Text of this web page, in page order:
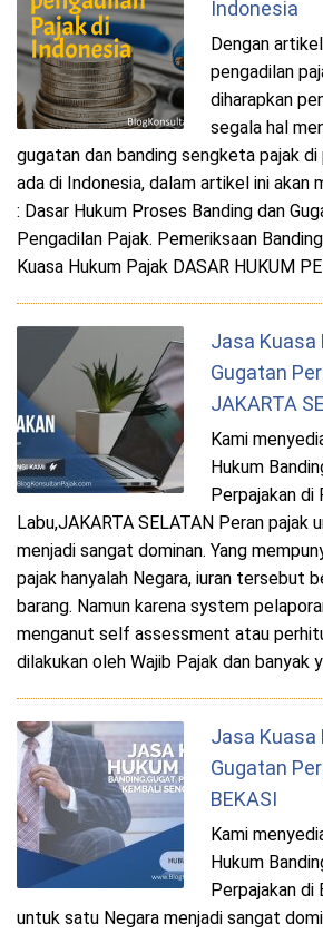
Indonesia
Dengan
pengadilan
diharapkan
segala hal
gugatan dan banding sengketa pajak di
ada di Indonesia, dalam artikel ini akan
: Dasar Hukum Proses Banding dan
Pengadilan Pajak. Pemeriksaan
Kuasa Hukum Pajak DASAR HUKUM
Jasa Kuasa
Gugatan
JAKARTA
Kami
Hukum
Perpajakan di
Labu,JAKARTA SELATAN Peran pajak
menjadi sangat dominan. Yang
pajak hanyalah Negara, iuran tersebut
barang. Namun karena system
menganut self assessment atau
dilakukan oleh Wajib Pajak dan banyak
Jasa Kuasa
Gugatan
BEKASI
Kami
Hukum
Perpajakan di
untuk satu Negara menjadi sangat